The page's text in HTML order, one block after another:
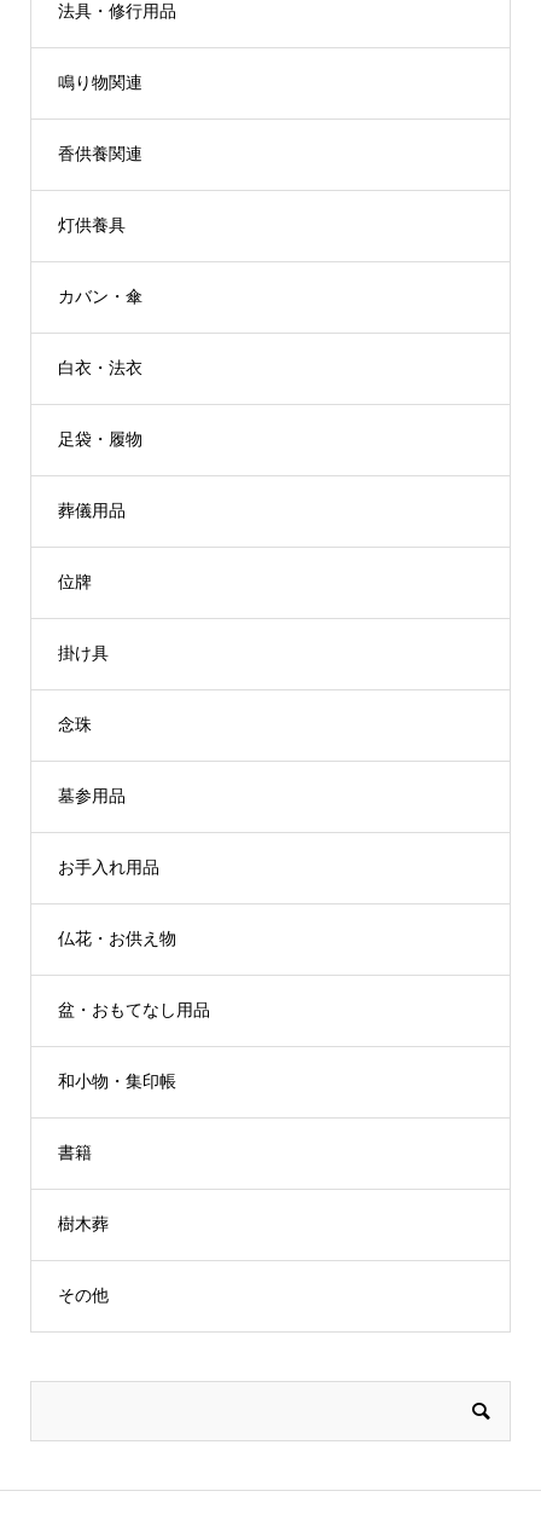
法具・修行用品
鳴り物関連
香供養関連
灯供養具
カバン・傘
白衣・法衣
足袋・履物
葬儀用品
位牌
掛け具
念珠
墓参用品
お手入れ用品
仏花・お供え物
盆・おもてなし用品
和小物・集印帳
書籍
樹木葬
その他